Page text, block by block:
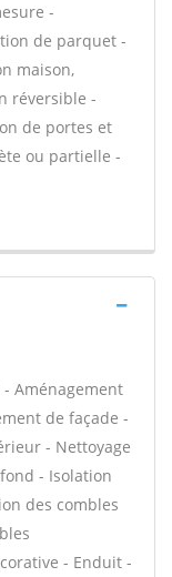
-
de parquet -
maison,
réversible -
de portes et
ou partielle -
- Aménagement
de façade -
- Nettoyage
- Isolation
des combles
- Enduit -